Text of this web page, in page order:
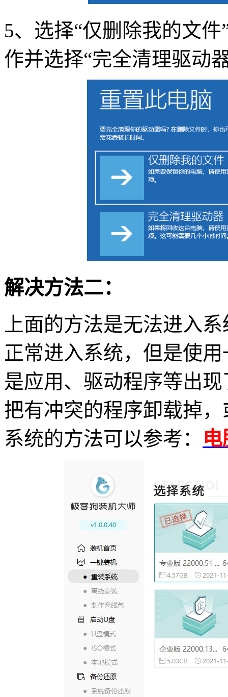
5、选择“仅删除我的文件
作并选择“完全清理驱动
解决方法二：
上面的方法是无法进入
正常进入系统，但是使
是应用、驱动程序等出
把有冲突的程序卸载掉
系统的方法可以参考：